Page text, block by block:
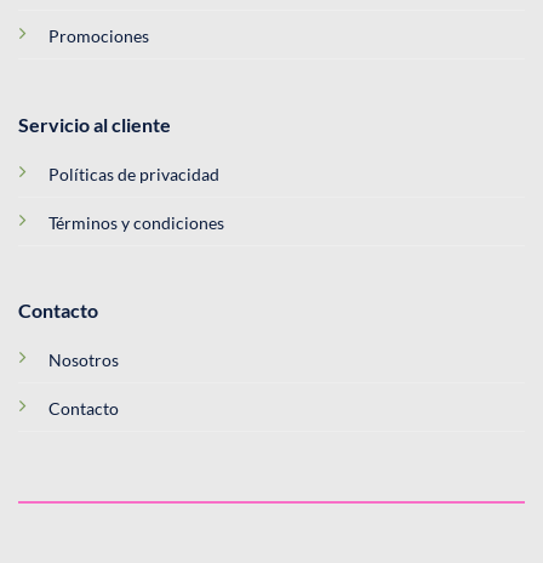
Promociones
Servicio al cliente
Políticas de privacidad
Términos y condiciones
Contacto
Nosotros
Contacto